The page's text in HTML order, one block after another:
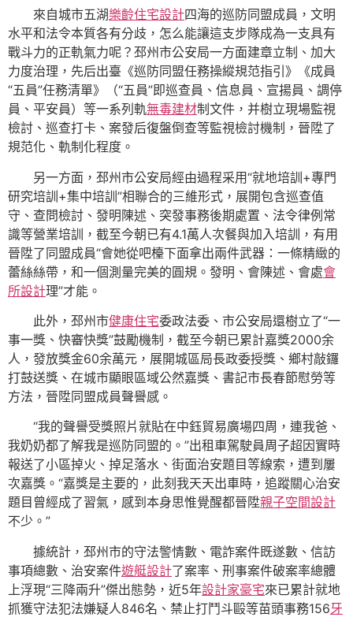
來自城市五湖樂齡住宅設計四海的巡防同盟成員，文明
水平和法令本質各有分歧，怎么能讓這支步隊成為一支具有
戰斗力的正軌氣力呢？邳州市公安局一方面建章立制、加大
力度治理，先后出臺《巡防同盟任務操縱規范指引》《成員
“五員”任務清單》（“五員”即巡查員、信息員、宣揚員、調停
員、平安員）等一系列軌無毒建材制文件，并樹立現場監視
檢討、巡查打卡、案發后復盤倒查等監視檢討機制，晉陞了
規范化、軌制化程度。
另一方面，邳州市公安局經由過程采用“就地培訓+專門
研究培訓+集中培訓”相聯合的三維形式，展開包含巡查值
守、查問檢討、發明陳述、突發事務後期處置、法令律例常
識等營業培訓，截至今朝已有4.1萬人次餐與加入培訓，有用
晉陞了同盟成員“會她從吧檯下面拿出兩件武器：一條精緻的
蕾絲絲帶，和一個測量完美的圓規。發明、會陳述、會處會
所設計理”才能。
此外，邳州市健康住宅委政法委、市公安局還樹立了“一
事一獎、快審快獎”鼓勵機制，截至今朝已累計嘉獎2000余
人，發放獎金60余萬元，展開城區局長政委授獎、鄉村敲鑼
打鼓送獎、在城市顯眼區域公然嘉獎、書記市長春節慰勞等
方法，晉陞同盟成員聲譽感。
“我的聲譽受獎照片就貼在中鈺貿易廣場四周，連我爸、
我奶奶都了解我是巡防同盟的。”出租車駕駛員周子超因實時
報送了小區掉火、掉足落水、街面治安題目等線索，遭到屢
次嘉獎。“嘉獎是主要的，此刻我天天出車時，追蹤關心治安
題目曾經成了習氣，感到本身思惟覺醒都晉陞親子空間設計
不少。”
據統計，邳州市的守法警情數、電詐案件既遂數、信訪
事項總數、治安案件遊艇設計了案率、刑事案件破案率總體
上浮現“三降兩升”傑出態勢，近5年設計家豪宅來已累計就地
抓獲守法犯法嫌疑人846名、禁止打鬥斗毆等苗頭事務156牙